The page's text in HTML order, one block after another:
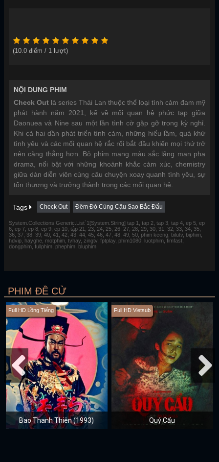
(10.0 điểm / 1 lượt)
NỘI DUNG PHIM
Check Out là series Thái Lan thuộc thể loại tình cảm đam mỹ
phát hành năm 2021, kể về mối quan hệ phức tạp giữa
Daonuea và Nine sau một lần tình cờ gặp gỡ trong kỳ nghỉ.
Khi cả hai dần phát triển tình cảm, những hiểu lầm, quá khứ
tình yêu và các mối quan hệ rắc rối bắt đầu khiến mọi thứ trở
nên căng thẳng hơn. Bộ phim mang màu sắc lãng mạn pha
drama, nổi bật với những khoảnh khắc cảm xúc, chemistry
giữa dàn diễn viên cùng câu chuyện xoay quanh tình yêu, sự
tổn thương và trưởng thành trong các mối quan hệ.
Tags Check Out Đêm Đó Cùng Cậu Sao Bắc Đẩu
System.Collections.Generic.List`1[System.String] tap 1, tap 2, tap 3, tap 4, ep 5, ep
6, ep 7, ep 8, ep 9, ep 10, tập 21, 23, 24, 25, 26, 27, 28, 29, 30, 31, 32, 33, 34, 35,
36, 37, 38, 39, 40, 41, 42, 43, 44, 45, 46, 47, 48, 49, 50, phim keeng, bilutv, biphim,
hdvip, hayghe, motphim, tvhay, zingtv, fptplay, phim1080, luotphim, fimfast,
dongphim, fullphim, phephim, bluphim
PHIM ĐỀ CỬ
Full HD Lồng Tiếng
Bao Thanh Thiên (1993)
Full HD Vietsub
Quỷ Cẩu